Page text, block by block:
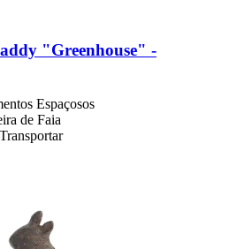
"Greenhouse" -​
Espaçosos
de Faia